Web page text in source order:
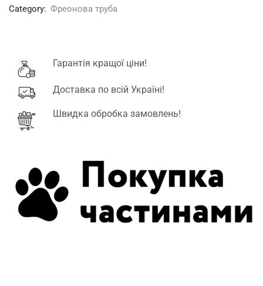
Греція
кількість
Category: Фреонова труба
Гарантія кращої ціни!
Доставка по всій Україні!
Швидка обробка замовлень!